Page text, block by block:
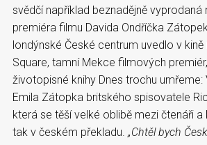
svědčí například beznadějně vyprodaná
premiéra filmu Davida Ondříčka
londýnské České centrum uvedlo v
Square, tamní Mekce filmových
životopisné knihy Dnes trochu umřeme:
Emila Zátopka britského spisovatele
která se těší velké oblibě mezi čtenáři a
tak v českém překladu. „Chtěl bych